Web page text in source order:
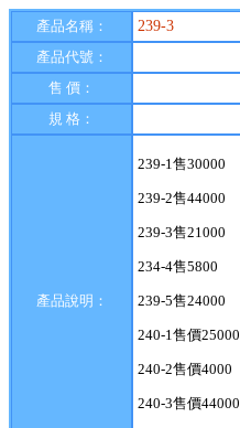
產品名稱：
239-3
產品代號：
售 價：
規 格：
產品說明：
239-1售30000
239-2售44000
239-3售21000
234-4售5800
239-5售24000
240-1售價25000
240-2售價4000
240-3售價44000